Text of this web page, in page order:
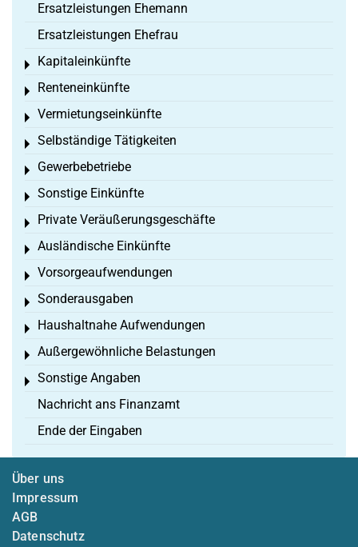
Ersatzleistungen Ehemann
Ersatzleistungen Ehefrau
Kapitaleinkünfte
Toggle menu
Renteneinkünfte
Toggle menu
Vermietungseinkünfte
Toggle menu
Selbständige Tätigkeiten
Toggle menu
Gewerbebetriebe
Toggle menu
Sonstige Einkünfte
Toggle menu
Private Veräußerungsgeschäfte
Toggle menu
Ausländische Einkünfte
Toggle menu
Vorsorgeaufwendungen
Toggle menu
Sonderausgaben
Toggle menu
Haushaltnahe Aufwendungen
Toggle menu
Außergewöhnliche Belastungen
Toggle menu
Sonstige Angaben
Toggle menu
Nachricht ans Finanzamt
Ende der Eingaben
Über uns
Impressum
AGB
Datenschutz